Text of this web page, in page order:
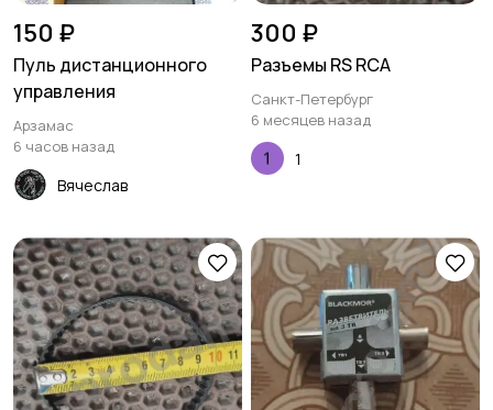
150 ₽
Пуль дистанционного
управления
Арзамас
6 часов назад
Вячеслав
300 ₽
Разъемы RS RCA
Санкт-Петербург
6 месяцев назад
1